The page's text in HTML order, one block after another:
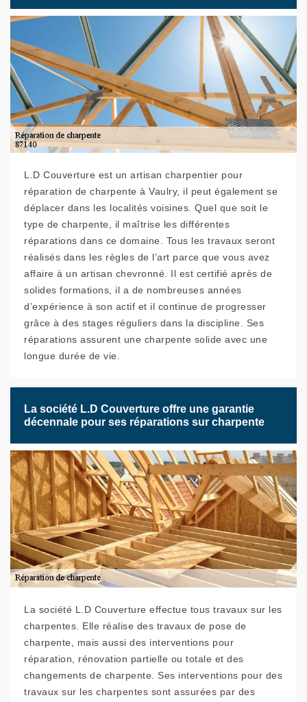
L.D Couverture est un artisan charpentier pour
réparation de charpente à Vaulry, il peut également se
déplacer dans les localités voisines. Quel que soit le
type de charpente, il maîtrise les différentes
réparations dans ce domaine. Tous les travaux seront
réalisés dans les règles de l’art parce que vous avez
affaire à un artisan chevronné. Il est certifié après de
solides formations, il a de nombreuses années
d’expérience à son actif et il continue de progresser
grâce à des stages réguliers dans la discipline. Ses
réparations assurent une charpente solide avec une
longue durée de vie.
La société L.D Couverture offre une garantie
décennale pour ses réparations sur charpente
La société L.D Couverture effectue tous travaux sur les
charpentes. Elle réalise des travaux de pose de
charpente, mais aussi des interventions pour
réparation, rénovation partielle ou totale et des
changements de charpente. Ses interventions pour des
travaux sur les charpentes sont assurées par des